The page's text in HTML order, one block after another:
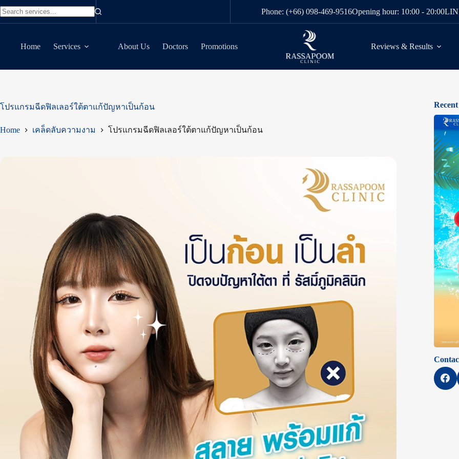
to
content
Phone: (+66) 098-469-9516Opening hour: 10:00 - 20:00
Home Services About Us Doctors Promotions Reviews & Results
โปรแกรมฉีดฟิลเลอร์ใต้ตาแก้ปัญหาเป็นก้อน
Home เคล็ดลับความงาม โปรแกรมฉีดฟิลเลอร์ใต้ตาแก้ปัญหาเป็นก้อน